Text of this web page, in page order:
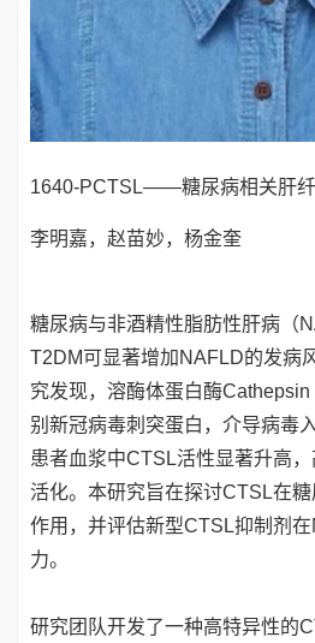
1640-PCTSL——糖尿病相关肝
李明嘉，赵苗妙，杨金奎
糖尿病与非酒精性脂肪性肝病（
T2DM可显著增加NAFLD的发病
究发现，溶酶体蛋白酶
别新冠病毒刺突蛋白，介导病毒
患者血浆中CTSL活性显著升高
活化。本研究旨在探讨CTSL在
作用，并评估新型CTSL抑制剂
力。
研究团队开发了一种高特异性的